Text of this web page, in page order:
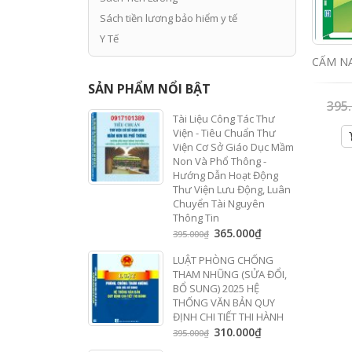
Sách tiền lương bảo hiểm y tế
Y Tế
SẢN PHẨM NỔI BẬT
Tài Liệu Công Tác Thư
Viện - Tiêu Chuẩn Thư
Viện Cơ Sở Giáo Dục Mầm
Non Và Phổ Thông -
Hướng Dẫn Hoạt Động
Thư Viện Lưu Động, Luân
Chuyển Tài Nguyên
Thông Tin
395.000₫ 365.000₫
LUẬT PHÒNG CHỐNG
THAM NHŨNG (SỬA ĐỔI,
BỔ SUNG) 2025 HỆ
THỐNG VĂN BẢN QUY
ĐỊNH CHI TIẾT THI HÀNH
395.000₫ 310.000₫